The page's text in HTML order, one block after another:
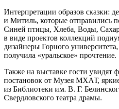
Интерпретации образов сказки:
и Митиль, которые отправились
Синей птицы, Хлеба, Воды,
в виде проектов коллекций
дизайнеры Горного
получила «уральское» прочтение.
Также на выставке гости увидят
постановок от Музея МХАТ,
из Библиотеки им. В. Г.
Свердловского театра драмы.